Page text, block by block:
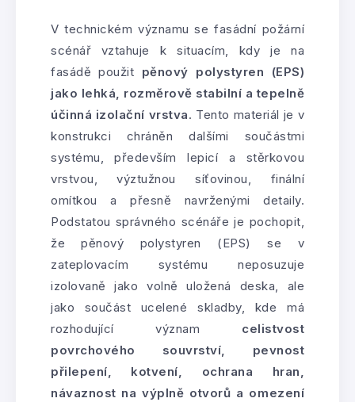
V technickém významu se fasádní požární
scénář vztahuje k situacím, kdy je na
fasádě použit pěnový polystyren (EPS)
jako lehká, rozměrově stabilní a tepelně
účinná izolační vrstva. Tento materiál je v
konstrukci chráněn dalšími součástmi
systému, především lepicí a stěrkovou
vrstvou, výztužnou síťovinou, finální
omítkou a přesně navrženými detaily.
Podstatou správného scénáře je pochopit,
že pěnový polystyren (EPS) se v
zateplovacím systému neposuzuje
izolovaně jako volně uložená deska, ale
jako součást ucelené skladby, kde má
rozhodující význam celistvost
povrchového souvrství, pevnost
přilepení, kotvení, ochrana hran,
návaznost na výplně otvorů a omezení